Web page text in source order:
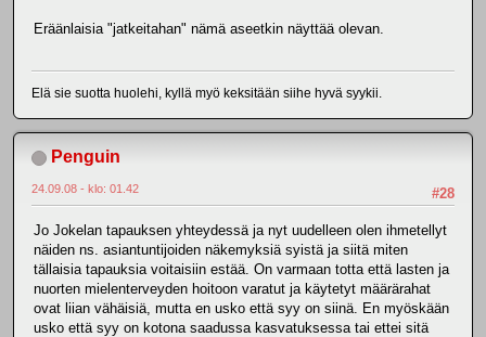
Eräänlaisia "jatkeitahan" nämä aseetkin näyttää olevan.
Elä sie suotta huolehi, kyllä myö keksitään siihe hyvä syykii.
Penguin
#28
24.09.08 - klo: 01.42
Jo Jokelan tapauksen yhteydessä ja nyt uudelleen olen ihmetellyt
näiden ns. asiantuntijoiden näkemyksiä syistä ja siitä miten
tällaisia tapauksia voitaisiin estää. On varmaan totta että lasten ja
nuorten mielenterveyden hoitoon varatut ja käytetyt määrärahat
ovat liian vähäisiä, mutta en usko että syy on siinä. En myöskään
usko että syy on kotona saadussa kasvatuksessa tai ettei sitä